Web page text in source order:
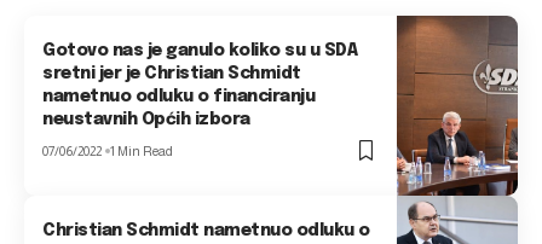
Gotovo nas je ganulo koliko su u SDA
sretni jer je Christian Schmidt
nametnuo odluku o financiranju
neustavnih Općih izbora
07/06/2022 1 Min Read
Christian Schmidt nametnuo odluku o